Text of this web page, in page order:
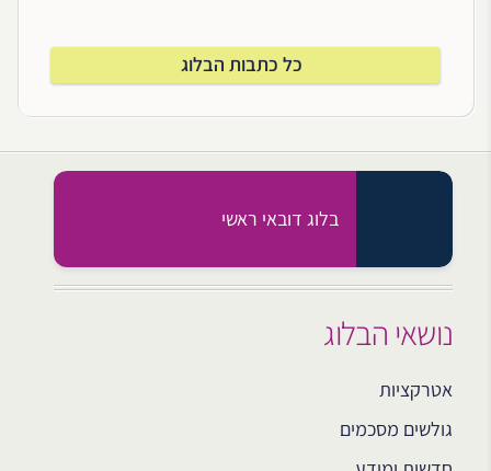
כל כתבות הבלוג
בלוג דובאי ראשי
נושאי הבלוג
אטרקציות
גולשים מסכמים